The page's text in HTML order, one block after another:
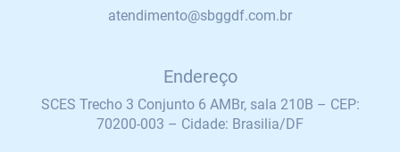
atendimento@sbggdf.com.br
Endereço
SCES Trecho 3 Conjunto 6 AMBr, sala 210B – CEP:
70200-003 – Cidade: Brasilia/DF